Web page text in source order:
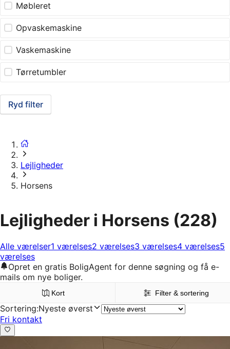
Møbleret
Opvaskemaskine
Vaskemaskine
Tørretumbler
Ryd filter
Lejligheder
Horsens
Lejligheder i Horsens (228)
Alle værelser1 værelses2 værelses3 værelses4 værelses5
værelses
Opret en gratis BoligAgent for denne søgning og få e-
mails om nye boliger.
Kort Filter & sortering
Sortering:Nyeste øverst
Fri kontakt